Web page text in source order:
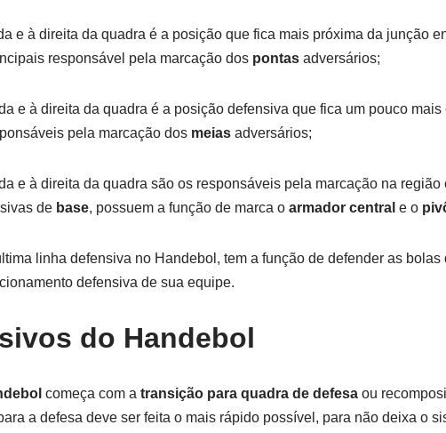
e à direita da quadra é a posição que fica mais próxima da junção
responsável pela marcação dos pontas adversários;
e à direita da quadra é a posição defensiva que fica um pouco
pela marcação dos meias adversários;
e à direita da quadra são os responsáveis pela marcação na região
de base, possuem a função de marca o armador central e o
linha defensiva no Handebol, tem a função de defender as bolas
defensiva de sua equipe.
do Handebol
começa com a transição para quadra de defesa ou
a defesa deve ser feita o mais rápido possível, para não deixa o